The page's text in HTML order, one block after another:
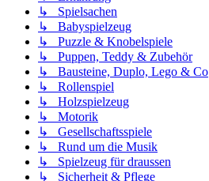
↳ Spielsachen
↳ Babyspielzeug
↳ Puzzle & Knobelspiele
↳ Puppen, Teddy & Zubehör
↳ Bausteine, Duplo, Lego & Co
↳ Rollenspiel
↳ Holzspielzeug
↳ Motorik
↳ Gesellschaftsspiele
↳ Rund um die Musik
↳ Spielzeug für draussen
↳ Sicherheit & Pflege